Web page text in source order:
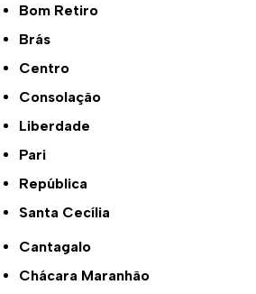
Bom Retiro
Brás
Centro
Consolação
Liberdade
Pari
República
Santa Cecília
Cantagalo
Chácara Maranhão